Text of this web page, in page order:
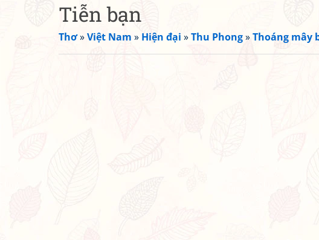
Tiễn bạn
Thơ»Việt Nam » Hiện đại »Thu Phong»Thoáng mây